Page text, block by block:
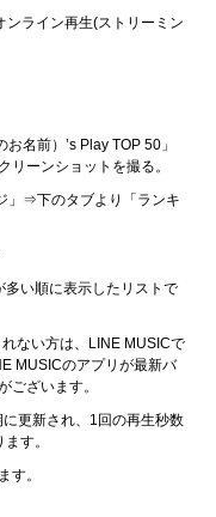
ライン再生(ストリーミン
名前）’s Play TOP 50」
リーンショットを撮る。
」⇒下のタブより「ランキ
い順に表示したリストで
れない方は、LINE MUSICで
MUSICのアプリが最新バ
ございます。
更新され、1回の再生秒数
す。
す。